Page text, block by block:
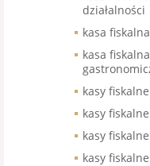
działalności
kasa
kasa
kasy
kasy
kasy
kasy